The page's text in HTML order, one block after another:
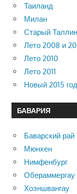
Таиланд
Милан
Старый Таллин
Лето 2008 и
Лето 2010
Лето 2011
Новый 2015 год
БАВАРИЯ
Баварский рай
Мюнхен
Нимфенбург
Обераммергау
Хоэншвангау